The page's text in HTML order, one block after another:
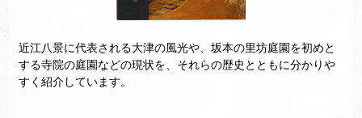
近江八景に代表される大津の風光や、坂本の里坊庭園を初めと
する寺院の庭園などの現状を、それらの歴史とともに分かりや
すく紹介しています。